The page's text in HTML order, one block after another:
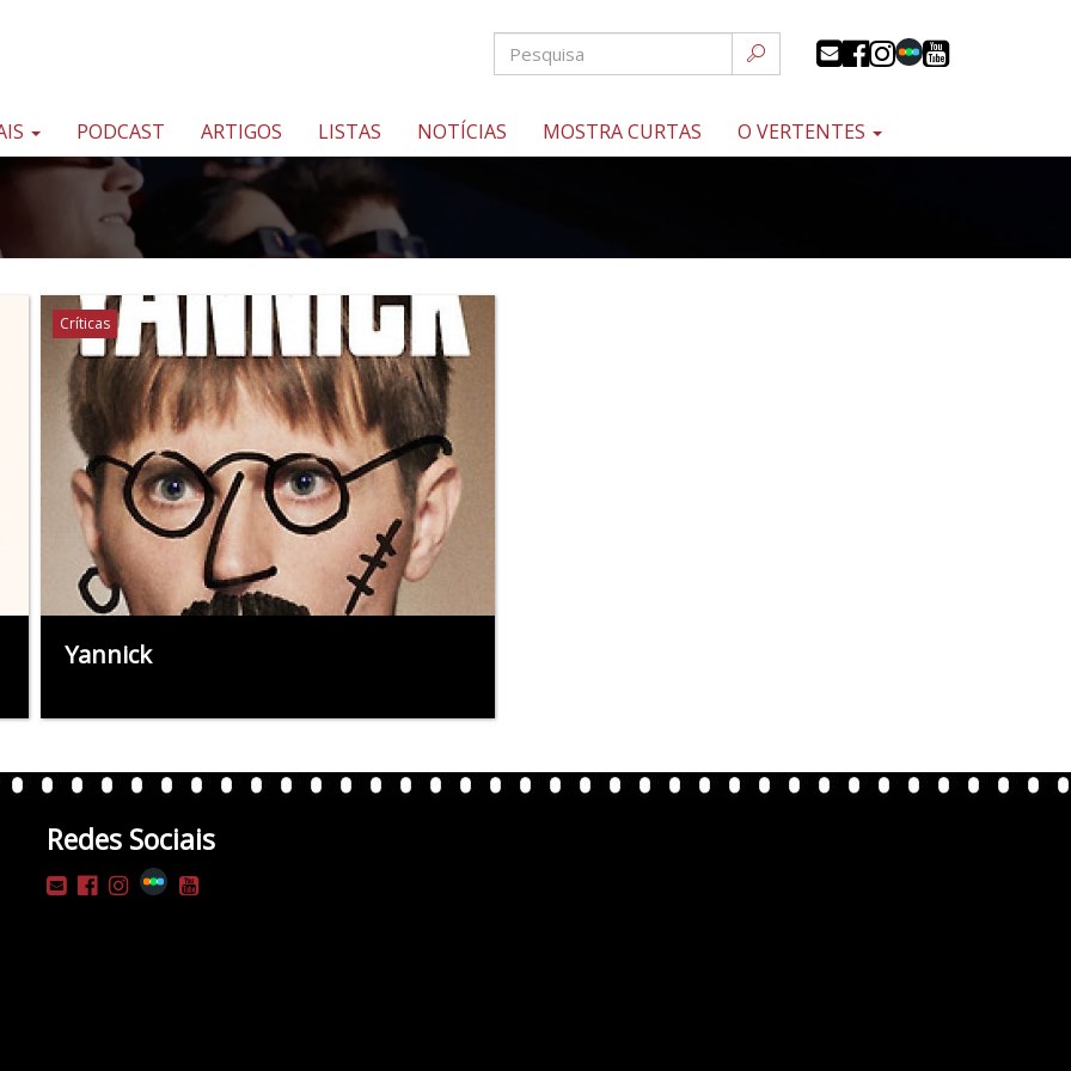
PODCAST ARTIGOS LISTAS NOTÍCIAS MOSTRA CURTAS O VERTENTES
Críticas
Yannick
Redes Sociais